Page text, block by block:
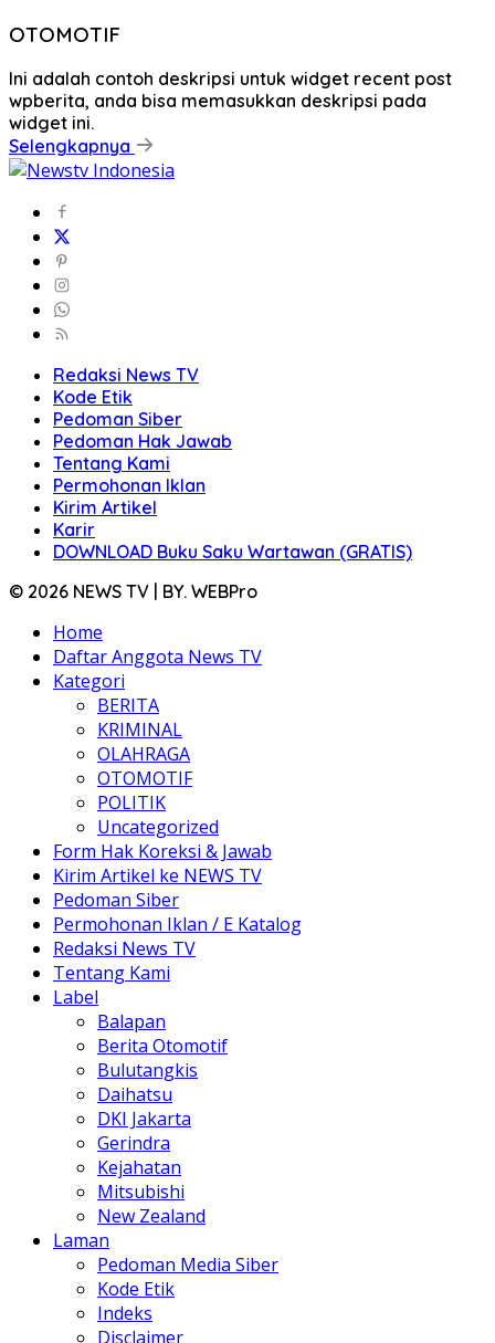
OTOMOTIF
Ini adalah contoh deskripsi untuk widget recent post
wpberita, anda bisa memasukkan deskripsi pada
widget ini.
Selengkapnya
Redaksi News TV
Kode Etik
Pedoman Siber
Pedoman Hak Jawab
Tentang Kami
Permohonan Iklan
Kirim Artikel
Karir
DOWNLOAD Buku Saku Wartawan (GRATIS)
© 2026 NEWS TV | BY. WEBPro
Home
Daftar Anggota News TV
Kategori
BERITA
KRIMINAL
OLAHRAGA
OTOMOTIF
POLITIK
Uncategorized
Form Hak Koreksi & Jawab
Kirim Artikel ke NEWS TV
Pedoman Siber
Permohonan Iklan / E Katalog
Redaksi News TV
Tentang Kami
Label
Balapan
Berita Otomotif
Bulutangkis
Daihatsu
DKI Jakarta
Gerindra
Kejahatan
Mitsubishi
New Zealand
Laman
Pedoman Media Siber
Kode Etik
Indeks
Disclaimer